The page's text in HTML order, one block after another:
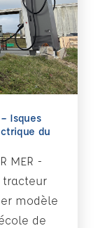
Isques
du
MER -
tracteur
modèle
de